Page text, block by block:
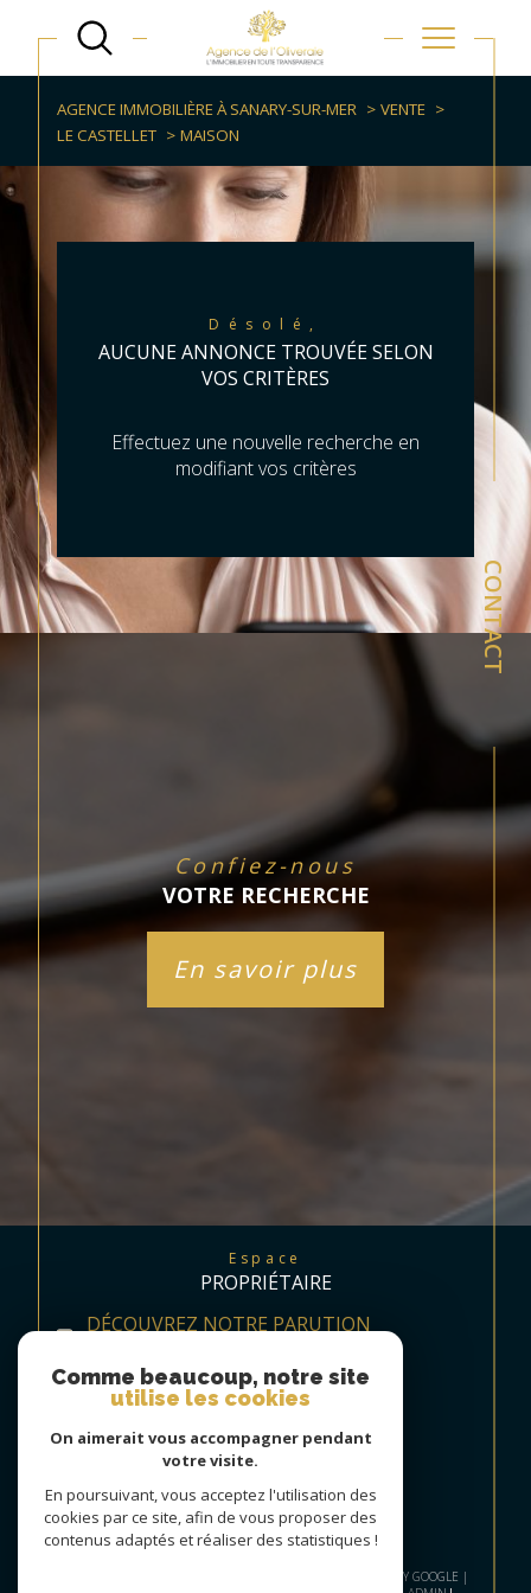
CONTACT
AGENCE IMMOBILIÈRE À SANARY-SUR-MER
VENTE
LE CASTELLET
MAISON
Désolé,
AUCUNE ANNONCE TROUVÉE SELON
VOS CRITÈRES
Effectuez une nouvelle recherche en
modifiant vos critères
Confiez-nous
VOTRE RECHERCHE
En savoir plus
Espace
PROPRIÉTAIRE
DÉCOUVREZ NOTRE PARUTION
© 2026 | TOUS DROITS RÉSERVÉS | TRADUCTION POWERED BY GOOGLE |
Comme beaucoup, notre site
utilise les cookies
On aimerait vous accompagner pendant
votre visite.
En poursuivant, vous acceptez l'utilisation des
cookies par ce site, afin de vous proposer des
contenus adaptés et réaliser des statistiques !